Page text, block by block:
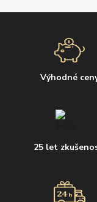
Výhodné
25 let